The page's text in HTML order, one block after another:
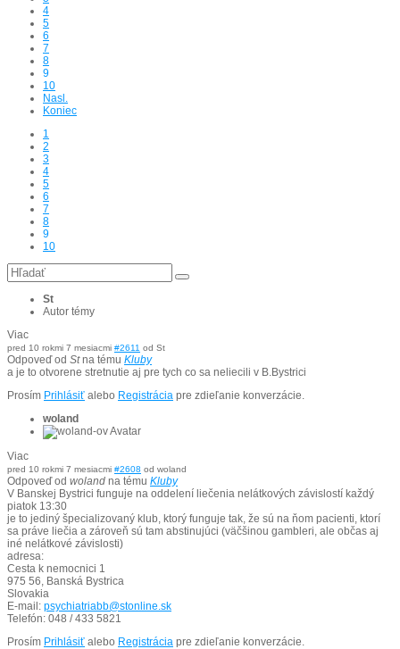
4
5
6
7
8
9
10
Nasl.
Koniec
1
2
3
4
5
6
7
8
9
10
St
Autor témy
Viac
pred 10 rokmi 7 mesiacmi #2611 od St
Odpoveď od Stna tému Kluby
a je to otvorene stretnutie aj pre tych co sa neliecili v B.Bystrici
Prosím Prihlásiť alebo Registrácia pre zdieľanie konverzácie.
woland
Viac
pred 10 rokmi 7 mesiacmi #2608 od woland
Odpoveď od woland na tému Kluby
V Banskej Bystrici funguje na oddelení liečenia nelátkových závislostí každý
piatok 13:30
je to jediný špecializovaný klub, ktorý funguje tak, že sú na ňom pacienti, ktorí
sa práve liečia a zároveň sú tam abstinujúci (väčšinou gambleri, ale občas aj
iné nelátkové závislosti)
adresa:
Cesta k nemocnici 1
975 56, Banská Bystrica
Slovakia
E-mail: psychiatriabb@stonline.sk
Telefón: 048 / 433 5821
Prosím Prihlásiť alebo Registrácia pre zdieľanie konverzácie.